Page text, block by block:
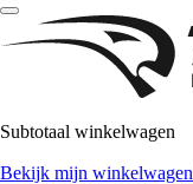
Subtotaal winkelwagen
Bekijk mijn winkelwagen